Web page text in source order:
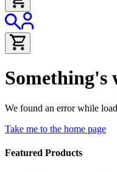
Something's
We found an error while
Take me to the home page
Featured Products